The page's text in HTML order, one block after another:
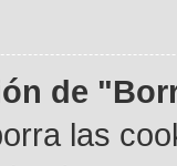
de
las